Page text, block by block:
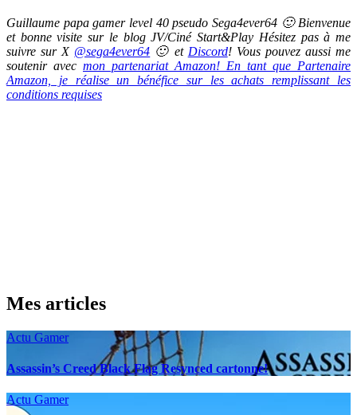
Guillaume papa gamer level 40 pseudo Sega4ever64 🙂 Bienvenue
et bonne visite sur le blog JV/Ciné Start&Play Hésitez pas à me
suivre sur X @sega4ever64 🙂 et Discord! Vous pouvez aussi me
soutenir avec mon partenariat Amazon! En tant que Partenaire
Amazon, je réalise un bénéfice sur les achats remplissant les
conditions requises
Mes articles
Actu Gamer
Assassin’s Creed Black Flag Resynced cartonne!
Actu Gamer